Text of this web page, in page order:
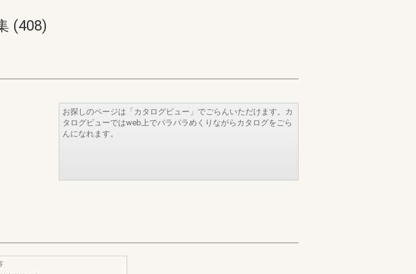
(408)
お探しのページは「カタログビュー」でごらんいただけます。カ
タログビューではweb上でパラパラめくりながらカタログをごら
んになれます。